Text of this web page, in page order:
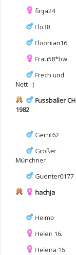
finja24
Flo38
Flooriian16
Frau58*bw
Frech und
Nett :-)
Fussballer CH
1982
Gerrit62
Großer
Münchner
Guenter0177
hachja
Heimo
Helen 16.
Helena 16